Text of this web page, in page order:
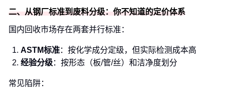
二、从钢厂标准到废料分级：你不知道的定价体系
国内回收市场存在两套并行标准：
ASTM标准：按化学成分定级，但实际检测成本高
经验分级：按形态（板/管/丝）和洁净度划分
常见陷阱：